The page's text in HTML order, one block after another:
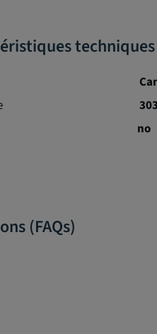
techniques
no
(FAQs)